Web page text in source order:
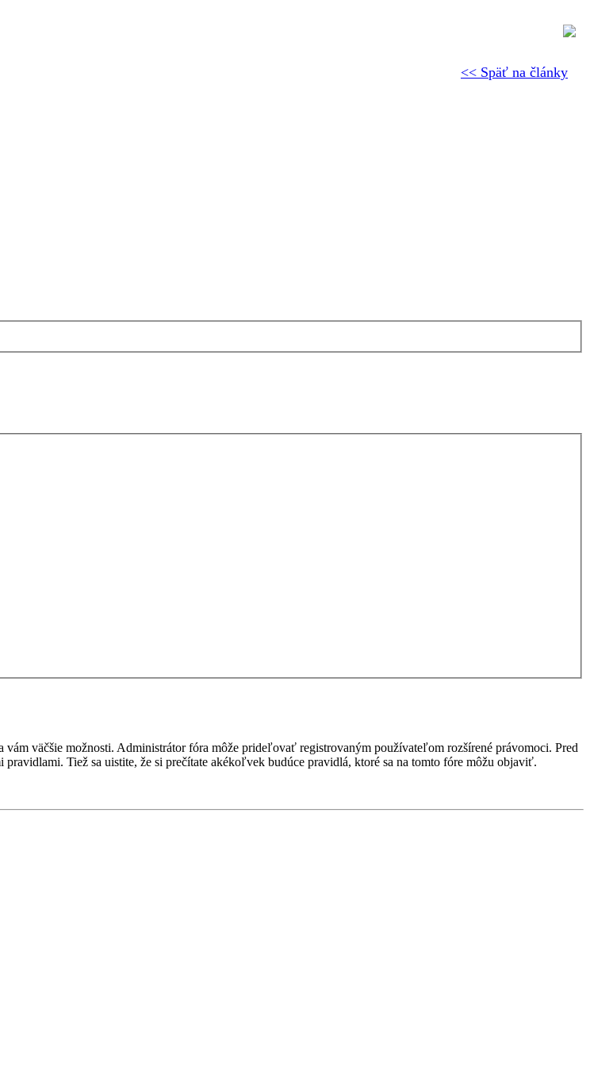
<< Späť na články
väčšie možnosti. Administrátor fóra môže prideľovať registrovaným používateľom rozšírené právomoci. Pred
Tiež sa uistite, že si prečítate akékoľvek budúce pravidlá, ktoré sa na tomto fóre môžu objaviť.